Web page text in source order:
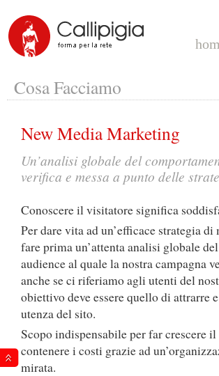
Cosa Facciamo
New Media Marketing
Un’analisi globale del
verifica e messa a punto delle
Conoscere il visitatore significa
Per dare vita ad un’efficace strategia
fare prima un’attenta analisi globale
audience al quale la nostra campagna
anche se ci riferiamo agli utenti del
obiettivo deve essere quello di attrarre
utenza del sito.
Scopo indispensabile per far crescere
contenere i costi grazie ad
mirata.